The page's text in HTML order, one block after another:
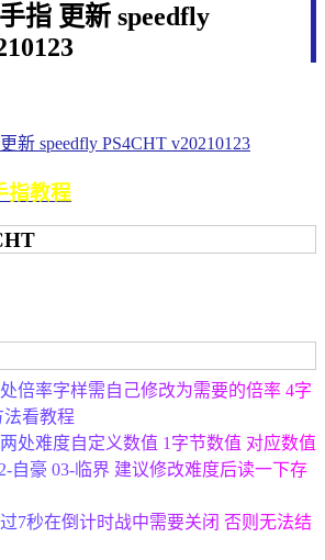
指 更新 speedfly
指教程
倍率字样需自己修改为需要的倍率 4字
看教程
处难度自定义数值 1字节数值 对应数值
自豪 03-临界 建议修改难度后读一下存
7秒在倒计时战中需要关闭 否则无法结